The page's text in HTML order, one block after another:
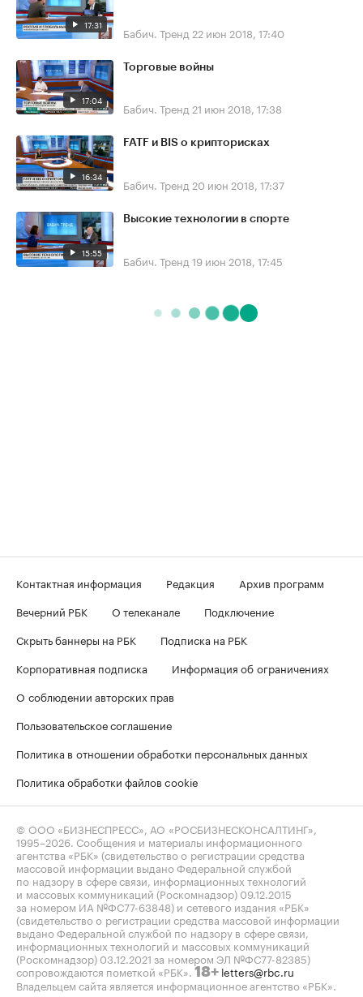
17:31 Бабич. Тренд 22 июн 2018, 17:40
17:04
Торговые войны
Бабич. Тренд 21 июн 2018, 17:38
16:34
FATF и BIS о крипторисках
Бабич. Тренд 20 июн 2018, 17:37
15:55
Высокие технологии в спорте
Бабич. Тренд 19 июн 2018, 17:45
Контактная информация Редакция
Архив программ
Вечерний РБК
О телеканале
Подключение
Скрыть баннеры на РБК
Подписка на РБК
Корпоративная подписка
Информация об ограничениях
О соблюдении авторских прав
Пользовательское соглашение
Политика в отношении обработки персональных данных
Политика обработки файлов cookie
© ООО «БИЗНЕСПРЕСС», АО «РОСБИЗНЕСКОНСАЛТИНГ»,
1995–2026 . Сообщения и материалы информационного
агентства «РБК» (свидетельство о регистрации средства
массовой информации выдано Федеральной службой
по надзору в сфере связи, информационных технологий
и массовых коммуникаций (Роскомнадзор) 09.12.2015
за номером ИА №ФС77-63848) и сетевого издания «РБК»
(свидетельство о регистрации средства массовой информации
выдано Федеральной службой по надзору в сфере связи,
информационных технологий и массовых коммуникаций
(Роскомнадзор) 03.12.2021 за номером ЭЛ №ФС77-82385)
сопровождаются пометкой «РБК». 18+ letters@rbc.ru
Владельцем сайта является информационное агентство «РБК».